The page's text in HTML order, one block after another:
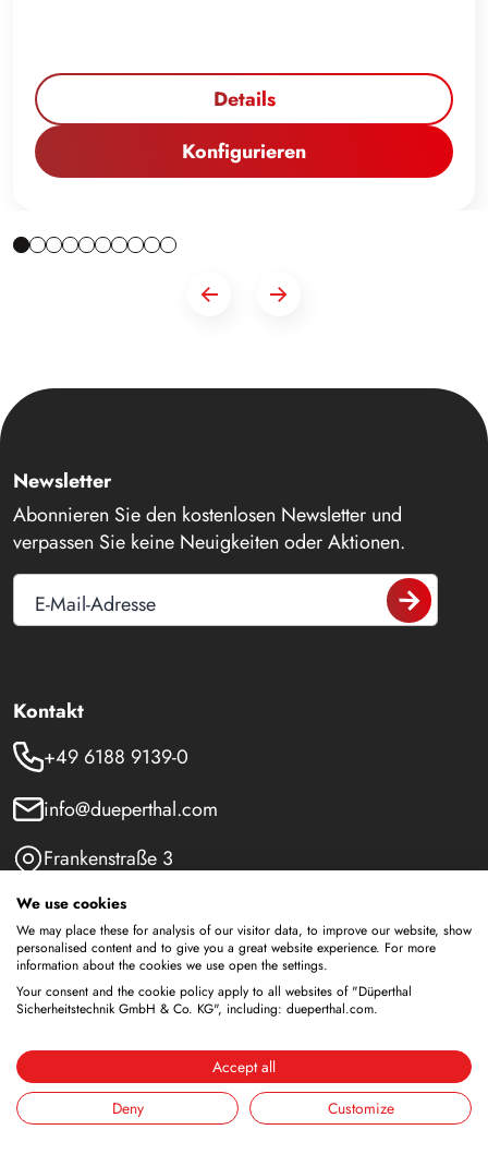
Details
Konfigurieren
Newsletter
Abonnieren Sie den kostenlosen Newsletter und
verpassen Sie keine Neuigkeiten oder Aktionen.
E-Mail-Adresse
Kontakt
+49 6188 9139-0
info@dueperthal.com
Frankenstraße 3
Deutschland
Social Media
LinkedIn
Youtube
We use cookies
We may place these for analysis of our visitor data, to improve our website, show
personalised content and to give you a great website experience. For more
information about the cookies we use open the settings.
Your consent and the cookie policy apply to all websites of "Düperthal
Sicherheitstechnik GmbH & Co. KG", including: dueperthal.com.
Accept all
Deny
Customize